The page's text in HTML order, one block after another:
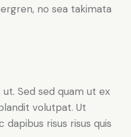
no sea takimata
Sed sed quam ut ex
volutpat. Ut
risus risus quis